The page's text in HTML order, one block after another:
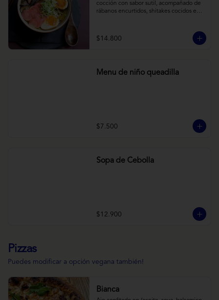
cocción con sabor sutil, acompañado de
rábanos encurtidos, shitakes cocidos en
vegana) y los infaltables fideos de ramen.
$14.800
Menu de niño queadilla
$7.500
Sopa de Cebolla
$12.900
Pizzas
Puedes modificar a opción vegana también!
Bianca